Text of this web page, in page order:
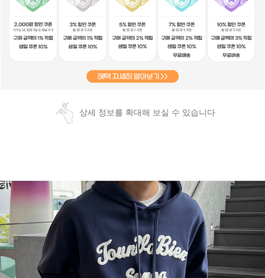
상세 정보를 확대해 보실 수 있습니다